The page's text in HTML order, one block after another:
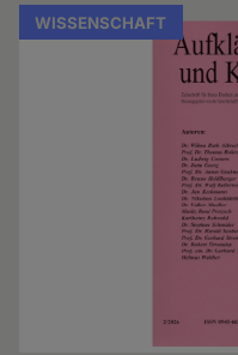
WISSENSCHAFT